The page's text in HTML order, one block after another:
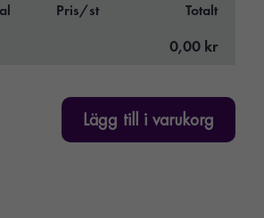
Pris/st Totalt
0,00 kr
Lägg till i varukorg